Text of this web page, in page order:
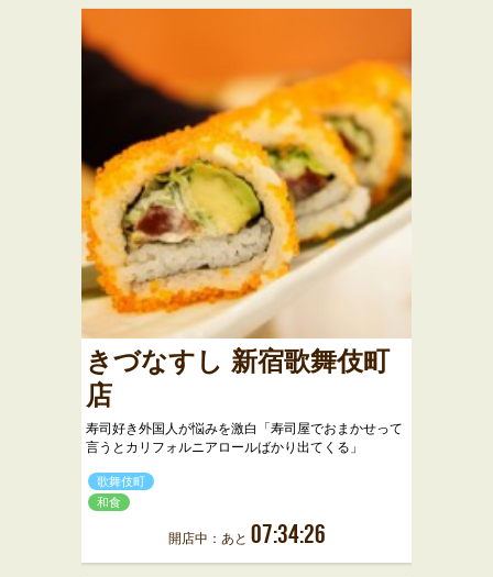
きづなすし 新宿歌舞伎町
店
寿司好き外国人が悩みを激白「寿司屋でおまかせって
言うとカリフォルニアロールばかり出てくる」
歌舞伎町
和食
開店中：あと 07:34:26